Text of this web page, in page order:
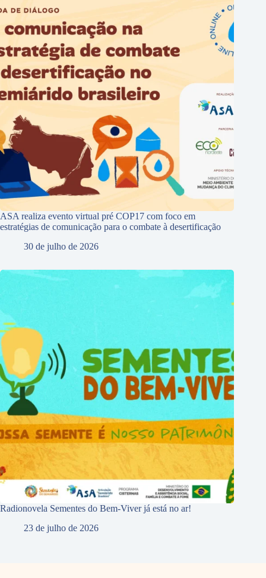
ASA realiza evento virtual pré COP17 com foco em
estratégias de comunicação para o combate à desertificação
30 de julho de 2026
Radionovela Sementes do Bem-Viver já está no ar!
23 de julho de 2026